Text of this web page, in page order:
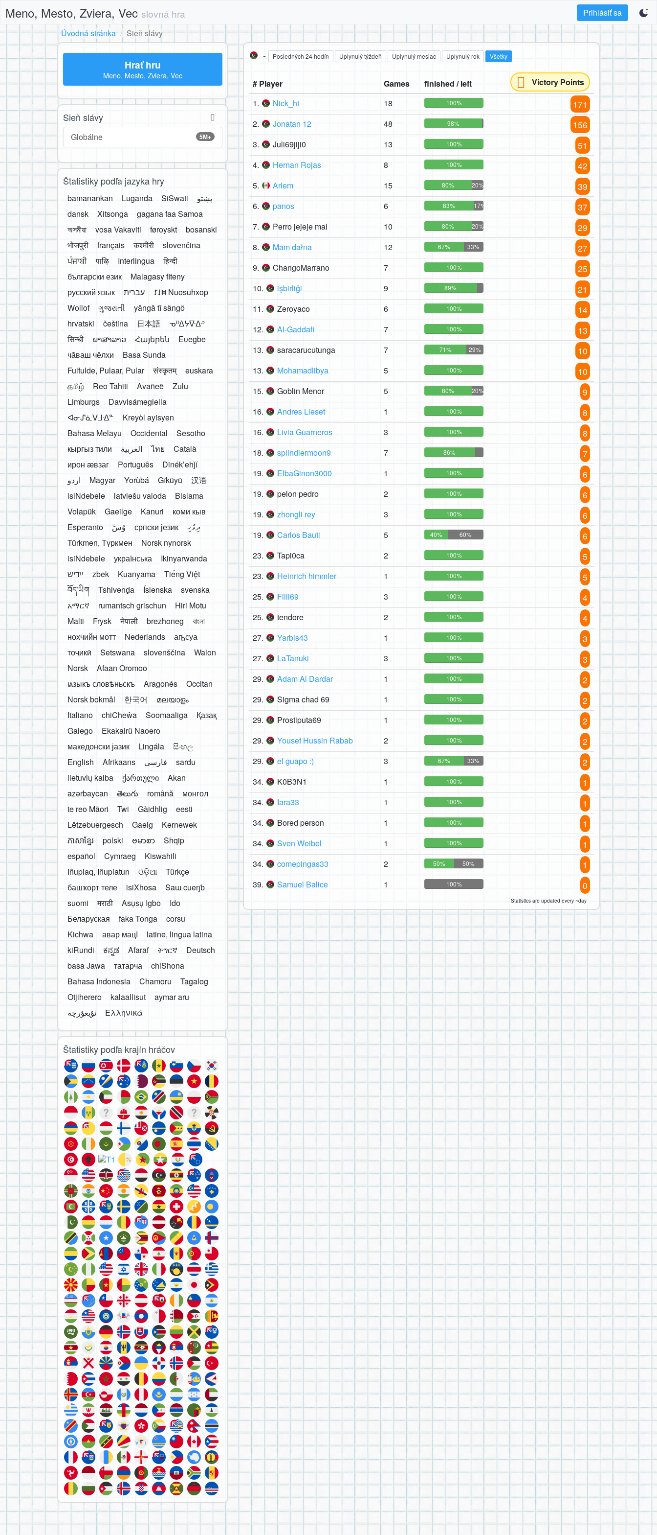
Meno, Mesto, Zviera, Vec slovná hra
Prihlásiť sa
Úvodná stránka
Sieň slávy
- Posledných 24 hodín Uplynulý týždeň Uplynulý mesiac Uplynulý rok Všetky
# Player Games finished / left
Victory Points
1.
Nick_ht 18 100% 171
2. Jonatan 12 48 98% 156
3. Juli69jiji0 13 100% 51
4. Hernan Rojas 8 100% 42
5. Arlem 15 80% 20% 39
6. panos 6 83% 17% 37
7. Perro jejeje mal 10 80% 20% 29
8. Mam dałna 12 67% 33% 27
9. ChangoMarrano 7 100% 25
10. işbirliği 9 89% 21
11. Zeroyaco 6 100% 14
12. Al-Gaddafi 7 100% 13
13. saracarucutunga 7 71% 29% 10
13. Mohamadlibya 5 100% 10
15. Goblin Menor 5 80% 20% 9
16. Andres Lleset 1 100% 8
16. Livia Guarneros 3 100% 8
18. splindiermoon9 7 86% 7
19. ElbaGinon3000 1 100% 6
19. pelon pedro 2 100% 6
19. zhongli rey 3 100% 6
19. Carlos Bauti 5 40% 60% 6
23. Tapi0ca 2 100% 5
23. Heinrich himmler 1 100% 5
25. Filli69 3 100% 4
25. tendore 2 100% 4
27. Yarbis43 1 100% 3
27. LaTanuki 3 100% 3
29. Adam Al Dardar 1 100% 2
29. Sigma chad 69 1 100% 2
29. Prostiputa69 1 100% 2
29. Yousef Hussin Rabab 2 100% 2
29. el guapo :) 3 67% 33% 2
34. K0B3N1 1 100% 1
34. Iara33 1 100% 1
34. Bored person 1 100% 1
34. Sven Weibel 1 100% 1
34. comepingas33 2 50% 50% 1
39. Samuel Balice 1 100% 0
Statistics are updated every ~day
Hrať hru
Meno, Mesto, Zviera, Vec
Sieň slávy
5M+
Globálne
Štatistiky podľa jazyka hry
bamanankan Luganda SiSwati
پښتو
dansk
Xitsonga
gagana faa Samoa
অসমীয়া
vosa Vakaviti føroyskt
bosanski
भोजपुरी
français कश्मीरी
slovenčina
ਪੰਜਾਬੀ
पाऴि Interlingua
हिन्दी
български език
Malagasy fiteny
русский язык
עברית
ꆈꌠ꒿ Nuosuhxop
Wollof
ગુજરાતી
yângâ tî sängö
hrvatski
čeština 日本語
ᓀᐦᐃᔭᐍᐏᐣ
सिन्धी
ພາສາລາວ Հայերեն
Eʋegbe
чӑваш чӗлхи
Basa Sunda
Fulfulde, Pulaar, Pular
संस्कृतम्
euskara
தமிழ்
Reo Tahiti Avañeẽ
Zulu
Limburgs
Davvisámegiella
ᐊᓂᔑᓈᐯᒧᐎᓐ
Kreyòl ayisyen
Bahasa Melayu
Occidental
Sesotho
кыргыз тили
العربية ไทย
Català
ирон æвзаг
Português
Dinékʼehǰí
اردو
Magyar Yorùbá Gĩkũyũ
汉语
isiNdebele
latviešu valoda
Bislama
Volapük
Gaeilge Kanuri
коми кыв
Esperanto
َوُسَ српски језик
ދިވެހި
Türkmen, Түркмен
Norsk nynorsk
isiNdebele
українська
Ikinyarwanda
ייִדיש
zbek Kuanyama
Tiếng Việt
བོད་ཡིག
Tshivenḓa Íslenska
svenska
አማርኛ
rumantsch grischun
Hiri Motu
Malti
Frysk नेपाली brezhoneg
বাংলা
нохчийн мотт
Nederlands
аҧсуа
тоҷикӣ
Setswana slovenščina
Walon
Norsk
Afaan Oromoo
ѩзыкъ словѣньскъ
Aragonés
Occitan
Norsk bokmål
한국어
മലയാളം
Italiano
chiCheŵa Soomaaliga
Қазақ
Galego
Ekakairũ Naoero
македонски јазик
Lingála
සිංහල
English
Afrikaans فارسی
sardu
lietuvių kalba
ქართული
Akan
azərbaycan
తెలుగు română
монгол
te reo Māori
Twi Gàidhlig
eesti
Lëtzebuergesch
Gaelg
Kernewek
ភាសាខ្មែរ
polski ဗမာစာ
Shqip
español
Cymraeg
Kiswahili
Iñupiaq, Iñupiatun
ଓଡ଼ିଆ
Türkçe
башҡорт теле
isiXhosa
Saɯ cueŋƅ
suomi
मराठी Asụsụ Igbo
Ido
Беларуская
faka Tonga
corsu
Kichwa
авар мацӀ
latine, lingua latina
kiRundi
ಕನ್ನಡ Afaraf ትግርኛ
Deutsch
basa Jawa
татарча
chiShona
Bahasa Indonesia
Chamoru
Tagalog
Otjiherero
kalaallisut
aymar aru
Ελληνικά
Štatistiky podľa krajín hráčov